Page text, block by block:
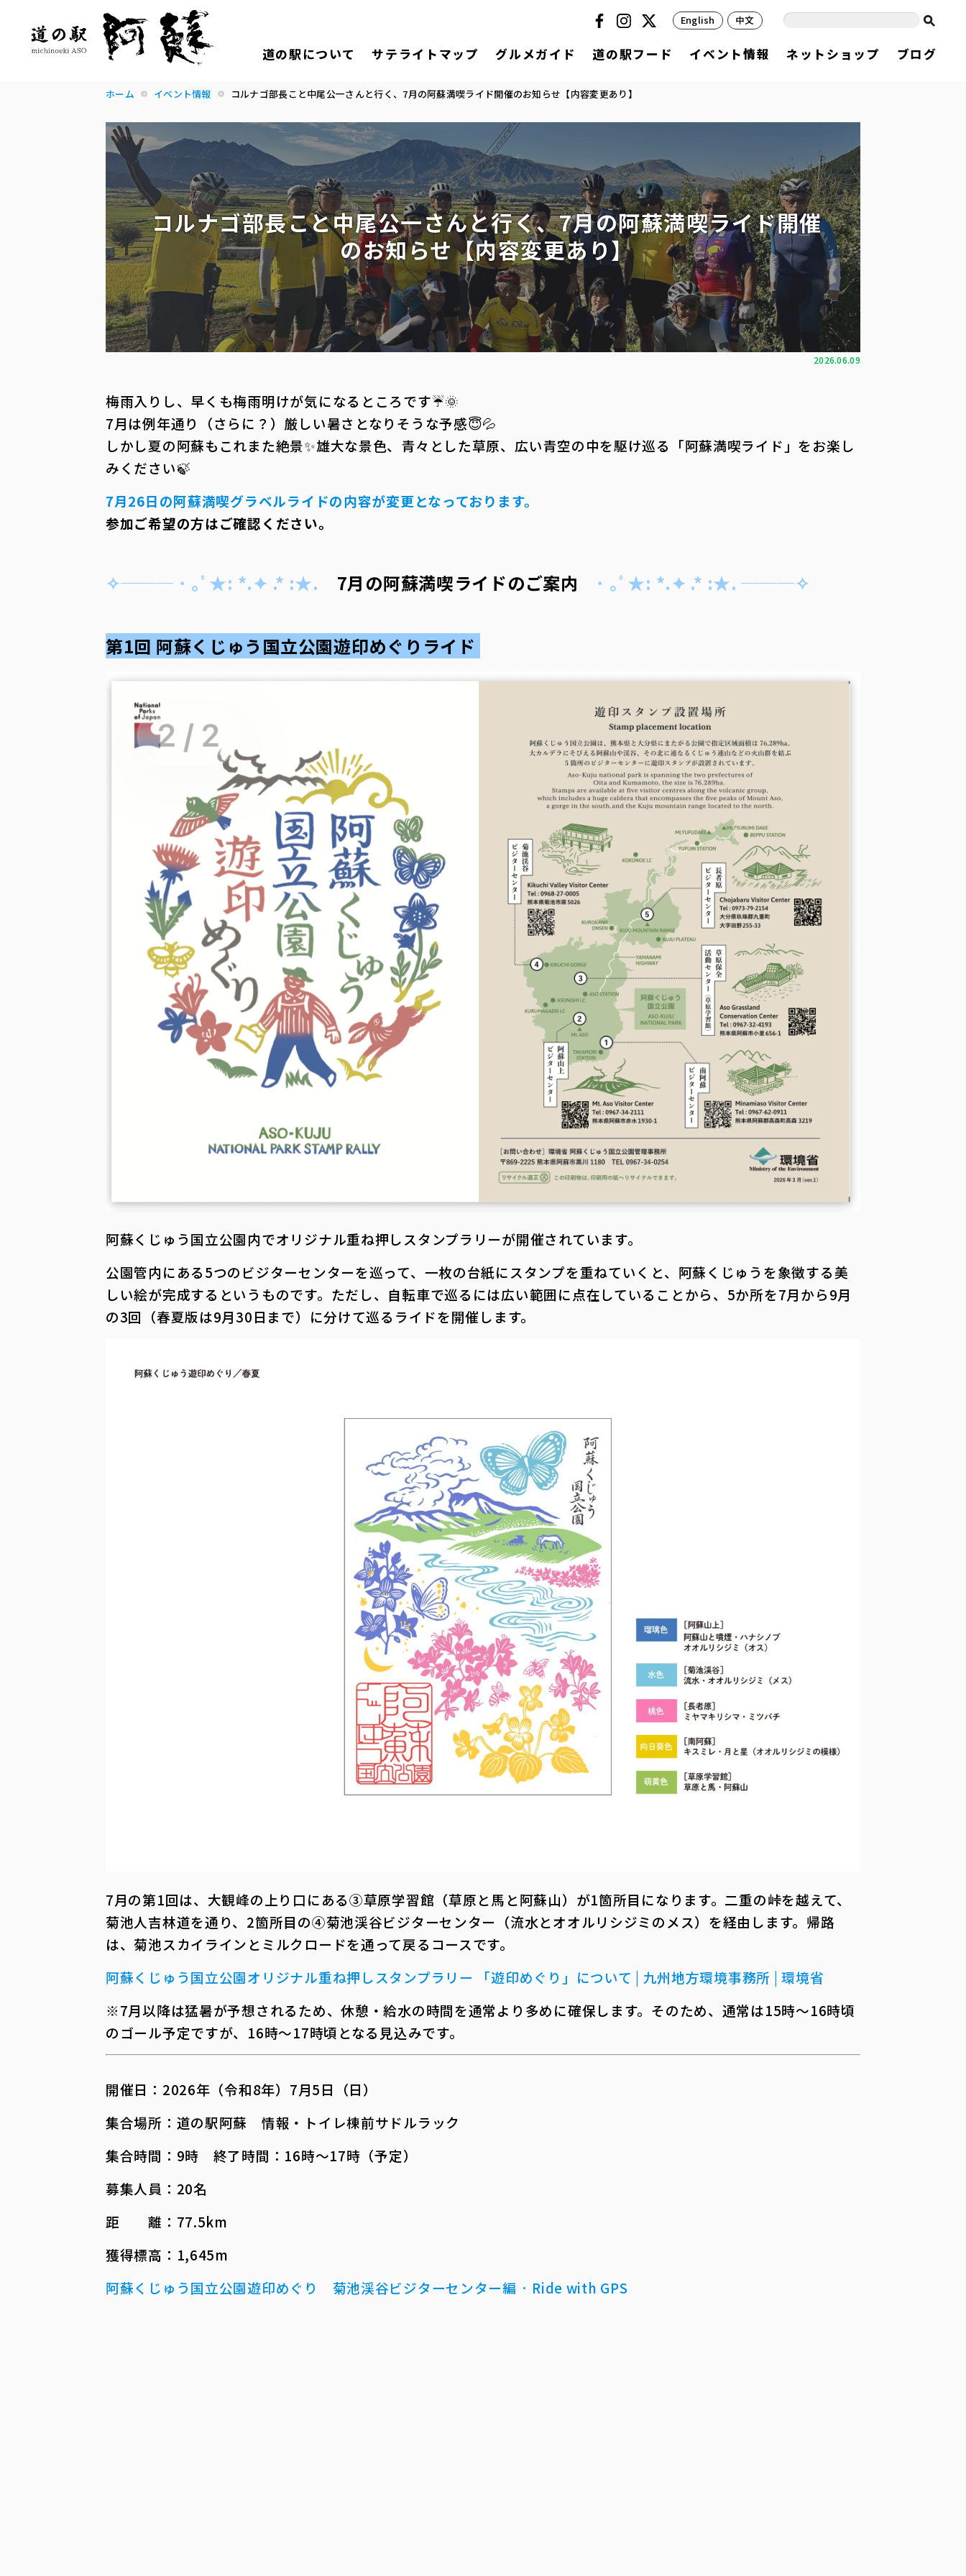
道の駅について サテライトマップ グルメガイド 道の駅フード イベント情報 ネットショップ ブログ
English 中文
ホーム イベント情報 コルナゴ部長こと中尾公一さんと行く、7月の阿蘇満喫ライド開催のお知らせ【内容変更あり】
コルナゴ部長こと中尾公一さんと行く、7月の阿蘇満喫ライド開催
のお知らせ【内容変更あり】
2026.06.09
梅雨入りし、早くも梅雨明けが気になるところです☔🌞
7月は例年通り（さらに？）厳しい暑さとなりそうな予感😇💦
しかし夏の阿蘇もこれまた絶景✨雄大な景色、青々とした草原、広い青空の中を駆け巡る「阿蘇満喫ライド」をお楽し
みください🍃
7月26日の阿蘇満喫グラベルライドの内容が変更となっております。
参加ご希望の方はご確認ください。
✧─── ･ ｡ﾟ★: *.✦ .* :★. 7月の阿蘇満喫ライドのご案内 ･ ｡ﾟ★: *.✦ .* :★. ───✧
第1回 阿蘇くじゅう国立公園遊印めぐりライド
阿蘇くじゅう国立公園内でオリジナル重ね押しスタンプラリーが開催されています。
公園管内にある5つのビジターセンターを巡って、一枚の台紙にスタンプを重ねていくと、阿蘇くじゅうを象徴する美
しい絵が完成するというものです。ただし、自転車で巡るには広い範囲に点在していることから、5か所を7月から9月
の3回（春夏版は9月30日まで）に分けて巡るライドを開催します。
7月の第1回は、大観峰の上り口にある③草原学習館（草原と馬と阿蘇山）が1箇所目になります。二重の峠を越えて、
菊池人吉林道を通り、2箇所目の④菊池渓谷ビジターセンター（流水とオオルリシジミのメス）を経由します。帰路
は、菊池スカイラインとミルクロードを通って戻るコースです。
阿蘇くじゅう国立公園オリジナル重ね押しスタンプラリー 「遊印めぐり」について | 九州地方環境事務所 | 環境省
※7月以降は猛暑が予想されるため、休憩・給水の時間を通常より多めに確保します。そのため、通常は15時～16時頃
のゴール予定ですが、16時～17時頃となる見込みです。
開催日：2026年（令和8年）7月5日（日）
集合場所：道の駅阿蘇 情報・トイレ棟前サドルラック
集合時間：9時 終了時間：16時～17時（予定）
募集人員：20名
距 離：77.5km
獲得標高：1,645m
阿蘇くじゅう国立公園遊印めぐり 菊池渓谷ビジターセンター編 · Ride with GPS